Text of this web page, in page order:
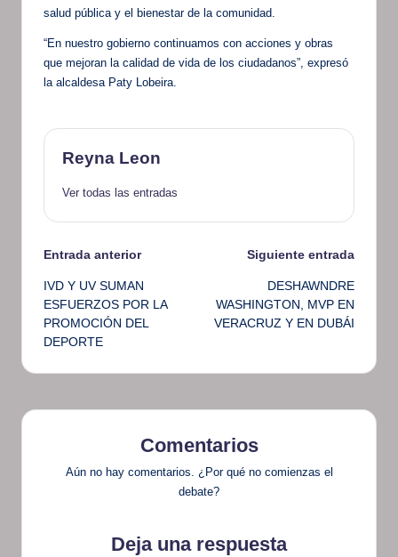
salud pública y el bienestar de la comunidad.
“En nuestro gobierno continuamos con acciones y obras
que mejoran la calidad de vida de los ciudadanos”, expresó
la alcaldesa Paty Lobeira.
Reyna Leon
Ver todas las entradas
Navegación
de
entradas
Entrada anterior
IVD Y UV SUMAN
ESFUERZOS POR LA
PROMOCIÓN DEL
DEPORTE
Siguiente entrada
DESHAWNDRE
WASHINGTON, MVP EN
VERACRUZ Y EN DUBÁI
Comentarios
Aún no hay comentarios. ¿Por qué no comienzas el
debate?
Deja una respuesta